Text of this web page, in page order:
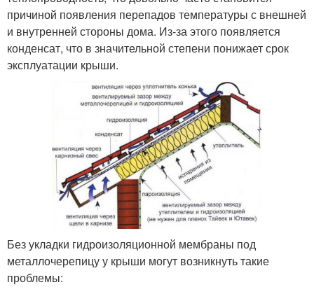
причиной появления перепадов температуры с внешней
и внутренней стороны дома. Из-за этого появляется
конденсат, что в значительной степени понижает срок
эксплуатации крыши.
Без укладки гидроизоляционной мембраны под
металлочерепицу у крыши могут возникнуть такие
проблемы: